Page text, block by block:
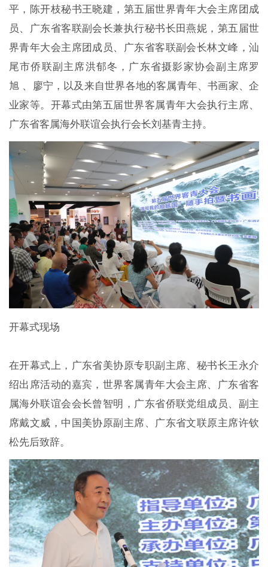
平，陈开枝秘书王晓建，第五届世界青年大会主席团成
员、广东省客联副会长兼执行秘书长田燕妮，第五届世
界青年大会主席团成员、广东省客联副会长林文峰，汕
尾市侨联副主席洪郁冬，广东省摄影家协会副主席罗
旭 、廖宁，以及来自世界各地的客属青年、书画家、企
业家等。开幕式由第五届世界客属青年大会执行主席、
广东省客属海外联谊会执行会长刘基青主持。
开幕式现场
在开幕式上，广东省美协原专职副主席、秘书长王永介
绍出席活动的嘉宾，世界客属青年大会主席、广东省客
属海外联谊会会长曾智明，广东省侨联党组成员、副主
席戴文威，中国美协原副主席、广东省文联原主席许钦
松先后致辞。